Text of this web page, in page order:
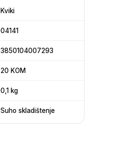
Kviki
04141
3850104007293
20 KOM
0,1 kg
Suho skladištenje